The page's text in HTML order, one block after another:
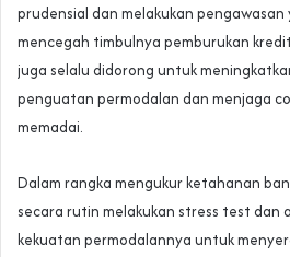
prudensial dan melakukan
mencegah timbulnya pemburukan
juga selalu didorong untuk
penguatan permodalan dan menjaga
memadai.
Dalam rangka mengukur ketahanan
secara rutin melakukan stress test dan
kekuatan permodalannya untuk